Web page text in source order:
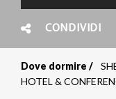
CONDIVIDI
Briciole
Dove dormire
HOTEL &